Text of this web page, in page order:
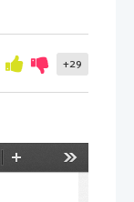
+29